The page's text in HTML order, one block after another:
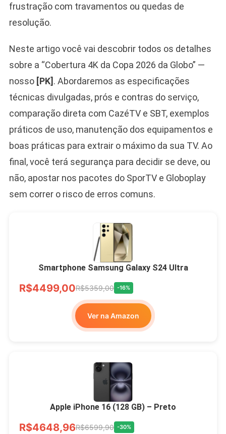
frustração com travamentos ou quedas de
resolução.
Neste artigo você vai descobrir todos os detalhes
sobre a “Cobertura 4K da Copa 2026 da Globo” —
nosso [PK] . Abordaremos as especificações
técnicas divulgadas, prós e contras do serviço,
comparação direta com CazéTV e SBT, exemplos
práticos de uso, manutenção dos equipamentos e
boas práticas para extrair o máximo da sua TV. Ao
final, você terá segurança para decidir se deve, ou
não, apostar nos pacotes do SporTV e Globoplay
sem correr o risco de erros comuns.
Smartphone Samsung Galaxy S24 Ultra
R$4499,00R$5359,00 -16%
Ver na Amazon
Apple iPhone 16 (128 GB) – Preto
R$4648,96R$6599,90 -30%